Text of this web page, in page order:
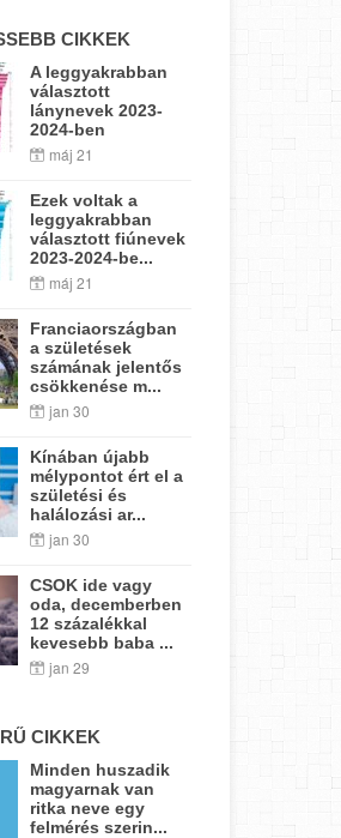
CIKKEK
A leggyakrabban
választott
lánynevek 2023-
2024-ben
máj 21
Ezek voltak a
leggyakrabban
választott fiúnevek
2023-2024-be...
máj 21
Franciaországban
a születések
számának jelentős
csökkenése m...
jan 30
Kínában újabb
mélypontot ért el a
születési és
halálozási ar...
jan 30
CSOK ide vagy
oda, decemberben
12 százalékkal
kevesebb baba ...
jan 29
CIKKEK
Minden huszadik
magyarnak van
ritka neve egy
felmérés szerin...